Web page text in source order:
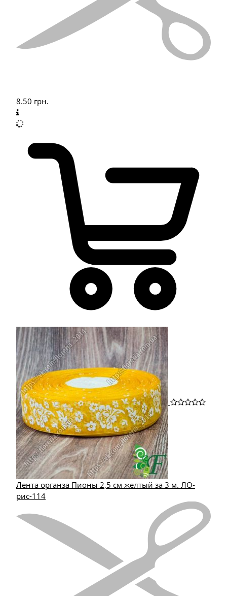
8.50 грн.
Лента органза Пионы 2,5 см желтый за 3 м. ЛО-
рис-114